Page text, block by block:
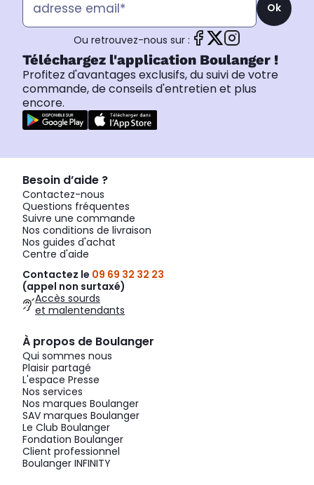
Ok
Ou retrouvez-nous sur :
Téléchargez l'application Boulanger !
Profitez d'avantages exclusifs, du suivi de votre
commande, de conseils d'entretien et plus
encore.
Besoin d’aide ?
Contactez-nous
Questions fréquentes
Suivre une commande
Nos conditions de livraison
Nos guides d'achat
Centre d'aide
Contactez le 09 69 32 32 23
(appel non surtaxé)
Accès sourds
et malentendants
À propos de Boulanger
Qui sommes nous
Plaisir partagé
L'espace Presse
Nos services
Nos marques Boulanger
SAV marques Boulanger
Le Club Boulanger
Fondation Boulanger
Client professionnel
Boulanger INFINITY